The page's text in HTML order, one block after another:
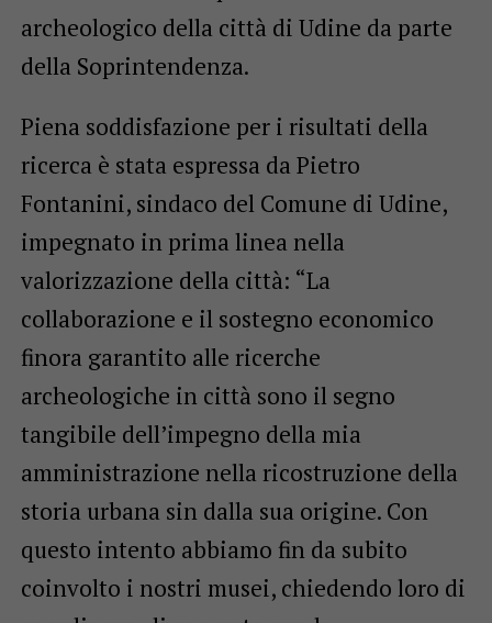
archeologico della città di Udine da parte
della Soprintendenza.
Piena soddisfazione per i risultati della
ricerca è stata espressa da Pietro
Fontanini, sindaco del Comune di Udine,
impegnato in prima linea nella
valorizzazione della città: “La
collaborazione e il sostegno economico
finora garantito alle ricerche
archeologiche in città sono il segno
tangibile dell’impegno della mia
amministrazione nella ricostruzione della
storia urbana sin dalla sua origine. Con
questo intento abbiamo fin da subito
coinvolto i nostri musei, chiedendo loro di